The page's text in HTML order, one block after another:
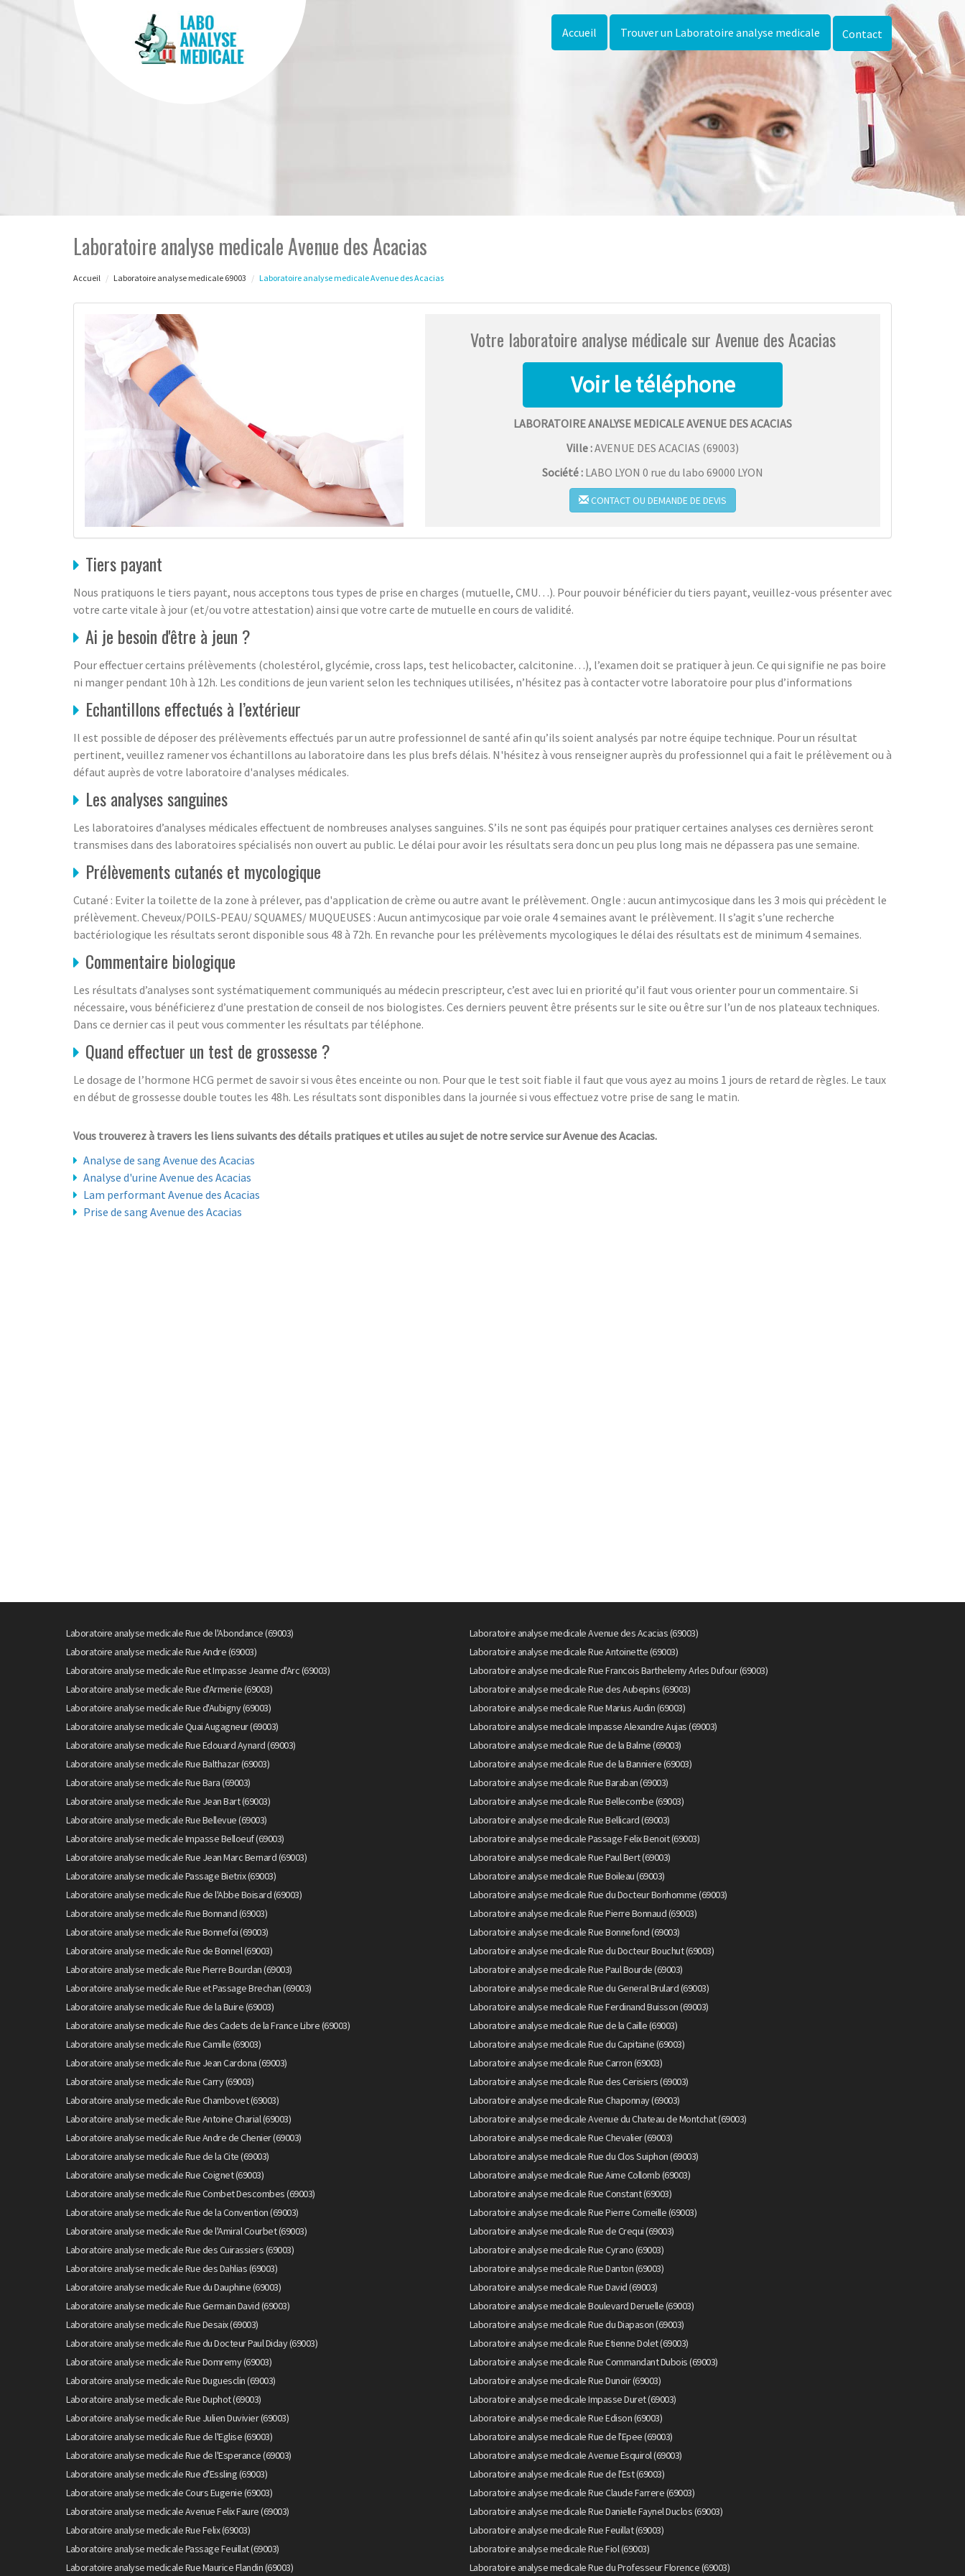
Accueil Trouver un Laboratoire analyse medicale Contact
Laboratoire analyse medicale Avenue des Acacias
Accueil Laboratoire analyse medicale 69003 Laboratoire analyse medicale Avenue des Acacias
Votre laboratoire analyse médicale sur Avenue des Acacias
LABORATOIRE ANALYSE MEDICALE AVENUE DES ACACIAS
Ville :AVENUE DES ACACIAS (69003)
Société : LABO LYON 0 rue du labo 69000 LYON
CONTACT OU DEMANDE DE DEVIS
Tiers payant
Nous pratiquons le tiers payant, nous acceptons tous types de prise en charges (mutuelle, CMU…). Pour pouvoir bénéficier du tiers payant, veuillez-vous présenter avec
votre carte vitale à jour (et/ou votre attestation) ainsi que votre carte de mutuelle en cours de validité.
Ai je besoin d'être à jeun ?
Pour effectuer certains prélèvements (cholestérol, glycémie, cross laps, test helicobacter, calcitonine…), l’examen doit se pratiquer à jeun. Ce qui signifie ne pas boire
ni manger pendant 10h à 12h. Les conditions de jeun varient selon les techniques utilisées, n’hésitez pas à contacter votre laboratoire pour plus d’informations
Echantillons effectués à l’extérieur
Il est possible de déposer des prélèvements effectués par un autre professionnel de santé afin qu’ils soient analysés par notre équipe technique. Pour un résultat
pertinent, veuillez ramener vos échantillons au laboratoire dans les plus brefs délais. N'hésitez à vous renseigner auprès du professionnel qui a fait le prélèvement ou à
défaut auprès de votre laboratoire d'analyses médicales.
Les analyses sanguines
Les laboratoires d’analyses médicales effectuent de nombreuses analyses sanguines. S’ils ne sont pas équipés pour pratiquer certaines analyses ces dernières seront
transmises dans des laboratoires spécialisés non ouvert au public. Le délai pour avoir les résultats sera donc un peu plus long mais ne dépassera pas une semaine.
Prélèvements cutanés et mycologique
Cutané : Eviter la toilette de la zone à prélever, pas d'application de crème ou autre avant le prélèvement. Ongle : aucun antimycosique dans les 3 mois qui précèdent le
prélèvement. Cheveux/POILS-PEAU/ SQUAMES/ MUQUEUSES : Aucun antimycosique par voie orale 4 semaines avant le prélèvement. Il s’agit s’une recherche
bactériologique les résultats seront disponible sous 48 à 72h. En revanche pour les prélèvements mycologiques le délai des résultats est de minimum 4 semaines.
Commentaire biologique
Les résultats d’analyses sont systématiquement communiqués au médecin prescripteur, c’est avec lui en priorité qu’il faut vous orienter pour un commentaire. Si
nécessaire, vous bénéficierez d’une prestation de conseil de nos biologistes. Ces derniers peuvent être présents sur le site ou être sur l’un de nos plateaux techniques.
Dans ce dernier cas il peut vous commenter les résultats par téléphone.
Quand effectuer un test de grossesse ?
Le dosage de l’hormone HCG permet de savoir si vous êtes enceinte ou non. Pour que le test soit fiable il faut que vous ayez au moins 1 jours de retard de règles. Le taux
en début de grossesse double toutes les 48h. Les résultats sont disponibles dans la journée si vous effectuez votre prise de sang le matin.
Vous trouverez à travers les liens suivants des détails pratiques et utiles au sujet de notre service sur Avenue des Acacias.
Analyse de sang Avenue des Acacias
Analyse d'urine Avenue des Acacias
Lam performant Avenue des Acacias
Prise de sang Avenue des Acacias
Laboratoire analyse medicale Rue de l'Abondance (69003)
Laboratoire analyse medicale Avenue des Acacias (69003)
Laboratoire analyse medicale Rue Andre (69003)
Laboratoire analyse medicale Rue Antoinette (69003)
Laboratoire analyse medicale Rue et Impasse Jeanne d'Arc (69003)
Laboratoire analyse medicale Rue Francois Barthelemy Arles Dufour (69003)
Laboratoire analyse medicale Rue d'Armenie (69003)
Laboratoire analyse medicale Rue des Aubepins (69003)
Laboratoire analyse medicale Rue d'Aubigny (69003)
Laboratoire analyse medicale Rue Marius Audin (69003)
Laboratoire analyse medicale Quai Augagneur (69003)
Laboratoire analyse medicale Impasse Alexandre Aujas (69003)
Laboratoire analyse medicale Rue Edouard Aynard (69003)
Laboratoire analyse medicale Rue de la Balme (69003)
Laboratoire analyse medicale Rue Balthazar (69003)
Laboratoire analyse medicale Rue de la Banniere (69003)
Laboratoire analyse medicale Rue Bara (69003)
Laboratoire analyse medicale Rue Baraban (69003)
Laboratoire analyse medicale Rue Jean Bart (69003)
Laboratoire analyse medicale Rue Bellecombe (69003)
Laboratoire analyse medicale Rue Bellevue (69003)
Laboratoire analyse medicale Rue Bellicard (69003)
Laboratoire analyse medicale Impasse Belloeuf (69003)
Laboratoire analyse medicale Passage Felix Benoit (69003)
Laboratoire analyse medicale Rue Jean Marc Bernard (69003)
Laboratoire analyse medicale Rue Paul Bert (69003)
Laboratoire analyse medicale Passage Bietrix (69003)
Laboratoire analyse medicale Rue Boileau (69003)
Laboratoire analyse medicale Rue de l'Abbe Boisard (69003)
Laboratoire analyse medicale Rue du Docteur Bonhomme (69003)
Laboratoire analyse medicale Rue Bonnand (69003)
Laboratoire analyse medicale Rue Pierre Bonnaud (69003)
Laboratoire analyse medicale Rue Bonnefoi (69003)
Laboratoire analyse medicale Rue Bonnefond (69003)
Laboratoire analyse medicale Rue de Bonnel (69003)
Laboratoire analyse medicale Rue du Docteur Bouchut (69003)
Laboratoire analyse medicale Rue Pierre Bourdan (69003)
Laboratoire analyse medicale Rue Paul Bourde (69003)
Laboratoire analyse medicale Rue et Passage Brechan (69003)
Laboratoire analyse medicale Rue du General Brulard (69003)
Laboratoire analyse medicale Rue de la Buire (69003)
Laboratoire analyse medicale Rue Ferdinand Buisson (69003)
Laboratoire analyse medicale Rue des Cadets de la France Libre (69003)
Laboratoire analyse medicale Rue de la Caille (69003)
Laboratoire analyse medicale Rue Camille (69003)
Laboratoire analyse medicale Rue du Capitaine (69003)
Laboratoire analyse medicale Rue Jean Cardona (69003)
Laboratoire analyse medicale Rue Carron (69003)
Laboratoire analyse medicale Rue Carry (69003)
Laboratoire analyse medicale Rue des Cerisiers (69003)
Laboratoire analyse medicale Rue Chambovet (69003)
Laboratoire analyse medicale Rue Chaponnay (69003)
Laboratoire analyse medicale Rue Antoine Charial (69003)
Laboratoire analyse medicale Avenue du Chateau de Montchat (69003)
Laboratoire analyse medicale Rue Andre de Chenier (69003)
Laboratoire analyse medicale Rue Chevalier (69003)
Laboratoire analyse medicale Rue de la Cite (69003)
Laboratoire analyse medicale Rue du Clos Suiphon (69003)
Laboratoire analyse medicale Rue Coignet (69003)
Laboratoire analyse medicale Rue Aime Collomb (69003)
Laboratoire analyse medicale Rue Combet Descombes (69003)
Laboratoire analyse medicale Rue Constant (69003)
Laboratoire analyse medicale Rue de la Convention (69003)
Laboratoire analyse medicale Rue Pierre Corneille (69003)
Laboratoire analyse medicale Rue de l'Amiral Courbet (69003)
Laboratoire analyse medicale Rue de Crequi (69003)
Laboratoire analyse medicale Rue des Cuirassiers (69003)
Laboratoire analyse medicale Rue Cyrano (69003)
Laboratoire analyse medicale Rue des Dahlias (69003)
Laboratoire analyse medicale Rue Danton (69003)
Laboratoire analyse medicale Rue du Dauphine (69003)
Laboratoire analyse medicale Rue David (69003)
Laboratoire analyse medicale Rue Germain David (69003)
Laboratoire analyse medicale Boulevard Deruelle (69003)
Laboratoire analyse medicale Rue Desaix (69003)
Laboratoire analyse medicale Rue du Diapason (69003)
Laboratoire analyse medicale Rue du Docteur Paul Diday (69003)
Laboratoire analyse medicale Rue Etienne Dolet (69003)
Laboratoire analyse medicale Rue Domremy (69003)
Laboratoire analyse medicale Rue Commandant Dubois (69003)
Laboratoire analyse medicale Rue Duguesclin (69003)
Laboratoire analyse medicale Rue Dunoir (69003)
Laboratoire analyse medicale Rue Duphot (69003)
Laboratoire analyse medicale Impasse Duret (69003)
Laboratoire analyse medicale Rue Julien Duvivier (69003)
Laboratoire analyse medicale Rue Edison (69003)
Laboratoire analyse medicale Rue de l'Eglise (69003)
Laboratoire analyse medicale Rue de l'Epee (69003)
Laboratoire analyse medicale Rue de l'Esperance (69003)
Laboratoire analyse medicale Avenue Esquirol (69003)
Laboratoire analyse medicale Rue d'Essling (69003)
Laboratoire analyse medicale Rue de l'Est (69003)
Laboratoire analyse medicale Cours Eugenie (69003)
Laboratoire analyse medicale Rue Claude Farrere (69003)
Laboratoire analyse medicale Avenue Felix Faure (69003)
Laboratoire analyse medicale Rue Danielle Faynel Duclos (69003)
Laboratoire analyse medicale Rue Felix (69003)
Laboratoire analyse medicale Rue Feuillat (69003)
Laboratoire analyse medicale Passage Feuillat (69003)
Laboratoire analyse medicale Rue Fiol (69003)
Laboratoire analyse medicale Rue Maurice Flandin (69003)
Laboratoire analyse medicale Rue du Professeur Florence (69003)